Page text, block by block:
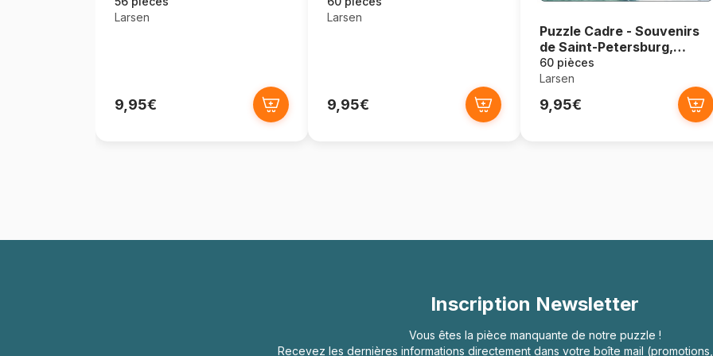
Larsen
9,95€
Larsen
9,95€
Puzzle Cadre - Souvenirs
de Saint-Petersburg,
Russie
60 pièces
Larsen
9,95€
Inscription Newsletter
Vous êtes la pièce manquante de notre puzzle !
Recevez les dernières informations directement dans votre boîte mail